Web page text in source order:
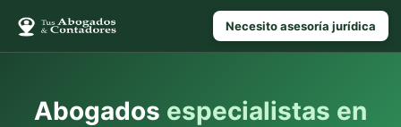
Necesito asesoría jurídica
Abogados especialistas en